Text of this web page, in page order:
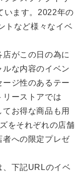
います。2022年の
トなど様々なイベ
店がこの日の為に
な内容のイベン
ージ性のあるテー
ーストアでは
てお得な商品も用
をそれぞれの店舗
者への限定プレゼ
、下記URLのイベ